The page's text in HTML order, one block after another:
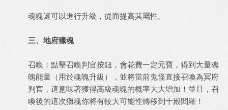
魂魄還可以進行升級，從而提高其屬性。
三、地府獵魂
召喚：點擊召喚判官按鈕，會花費一定元寶，得到大量魂
魄能量（用於魂魄升級），並將當前鬼怪直接召喚為冥府
判官，這意味著獲得高級魂魄的概率大大增加！並且，召
喚後的這次獵魂你將有較大可能性轉移到十殿閻羅！